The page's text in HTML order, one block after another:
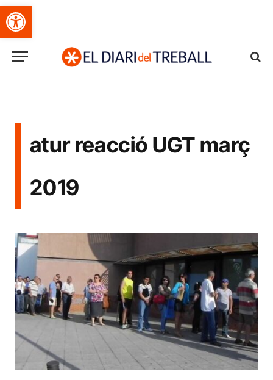
Obre la barra d'eines
atur reacció UGT març
2019